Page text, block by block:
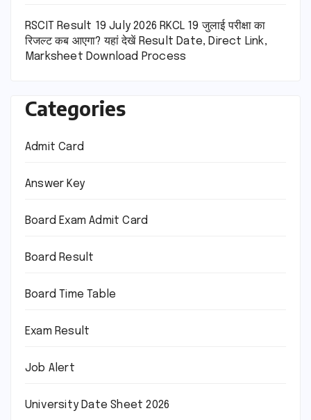
RSCIT Result 19 July 2026 RKCL 19 जुलाई परीक्षा का
रिजल्ट कब आएगा? यहां देखें Result Date, Direct Link,
Marksheet Download Process
Categories
Admit Card
Answer Key
Board Exam Admit Card
Board Result
Board Time Table
Exam Result
Job Alert
University Date Sheet 2026